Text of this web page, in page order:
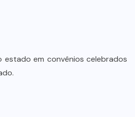
estado em convênios celebrados